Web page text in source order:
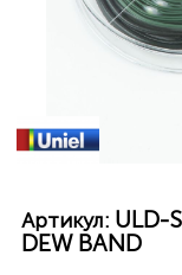
Артикул: ULD-
DEW BAND